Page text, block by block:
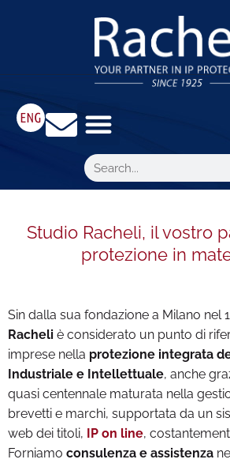
Studio Racheli, il vostro
protezione in
Sin dalla sua fondazione a Milano nel
Racheli è considerato un punto di
imprese nella protezione integrata
Industriale e Intellettuale, anche
quasi centennale maturata nella
brevetti e marchi, supportata da un
web dei titoli, IP on line,
Forniamo consulenza e assistenza